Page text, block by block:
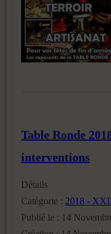
Table Ronde
interventions
Détails
Catégorie : 2018 -
Publié le : 14